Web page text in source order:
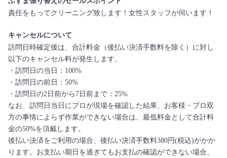
責任をもってクリーニング致します！女性スタッフが伺います！
キャンセルについて
訪問日時確定後は、合計料金（後払い決済手数料を除く）に対し
以下のキャンセル料が発生します。
・訪問日の当日：100%
・訪問日の前日：50%
・訪問日の2日前から7日前まで：25%
なお、訪問日当日にプロが現場を確認した結果、お客様・プロ双
方の事情によらず作業ができない場合は、最低料金として合計料
金の50%を頂戴します。
後払い決済をご利用の場合、後払い決済手数料380円(税込)がかか
ります。お支払い期日を過ぎてもお支払の確認ができない場合、